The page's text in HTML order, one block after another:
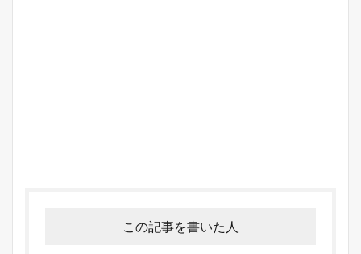
この記事を書いた人